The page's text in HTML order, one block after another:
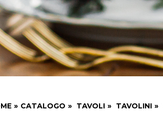
» CATALOGO » TAVOLI » TAVOLINI »